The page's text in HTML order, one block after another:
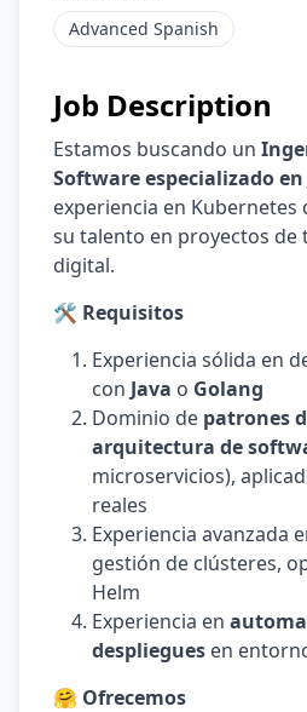
Advanced Spanish
Job Description
Estamos buscando un
Software especializado en
experiencia en
su talento en proyectos
digital.
🛠️ Requisitos
Experiencia sólida en
con Java o Golang
Dominio de patrones
arquitectura de
microservicios),
reales
Experiencia avanzada
gestión de clústeres,
Helm
Experiencia en
despliegues en
🤗 Ofrecemos